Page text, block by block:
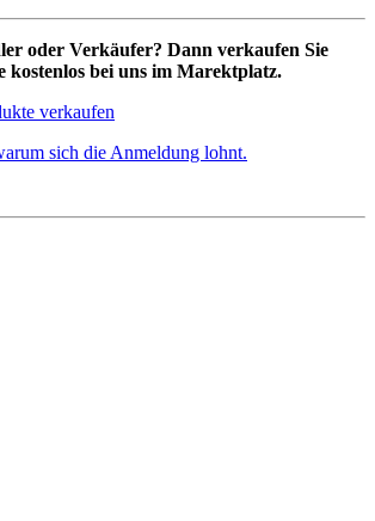
oder Verkäufer? Dann verkaufen Sie
bei uns im Marektplatz.
verkaufen
sich die Anmeldung lohnt.